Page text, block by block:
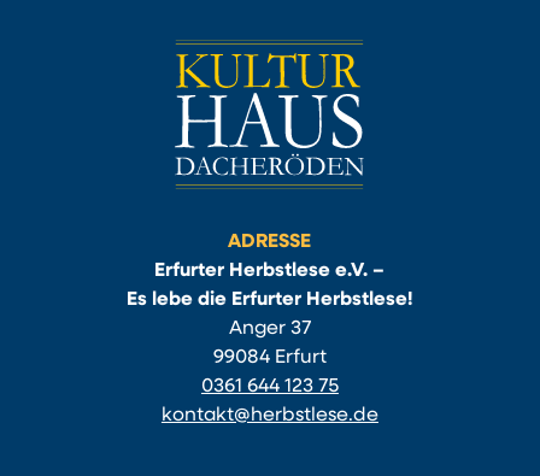
ADRESSE
Erfurter Herbstlese e.V. –
Es lebe die Erfurter Herbstlese!
Anger 37
99084 Erfurt
0361 644 123 75
kontakt@herbstlese.de